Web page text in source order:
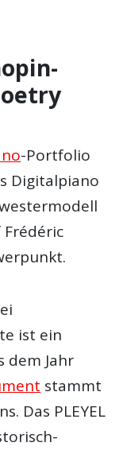
-Portfolio
Digitalpiano
ist ein
dem Jahr
stammt
Das PLEYEL